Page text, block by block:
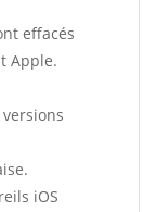
effacés
Apple.
iOS